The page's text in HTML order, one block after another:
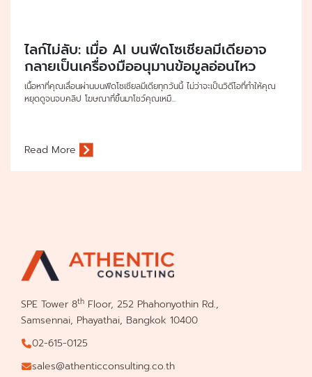
ไลก์ไม่ลับ: เมื่อ AI บนฟีดโซเชียลมีเดียอาจ
กลายเป็นเครื่องมืออนุมานข้อมูลอ่อนไหว
เนื้อหาที่คุณเลื่อนผ่านบนฟีดโซเชียลมีเดียทุกวันนี้ ไม่ว่าจะเป็นวิดีโอที่ทำให้คุณ
หยุดดูจนจบคลิป โฆษณาที่ขึ้นมาโชว์คุณเหมื...
Read More
SPE Tower 8th Floor, 252 Phahonyothin Rd.,
Samsennai, Phayathai, Bangkok 10400
02-615-0125
sales@athenticconsulting.co.th